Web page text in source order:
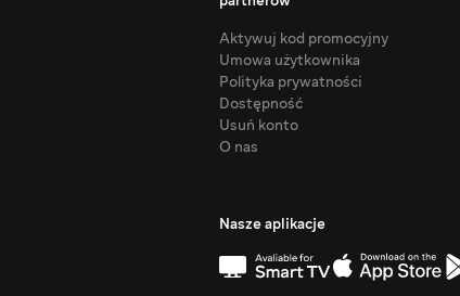
Aktywuj kod promocyjny
Umowa użytkownika
Polityka prywatności
Dostępność
Usuń konto
O nas
Nasze aplikacje